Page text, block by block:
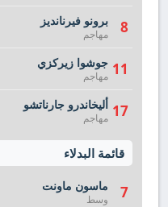
8 برونو فيرنانديز
مهاجم
11 جوشوا زيركزي
مهاجم
17 أليخاندرو جارناتشو
مهاجم
قائمة البدلاء
7 ماسون ماونت
وسط